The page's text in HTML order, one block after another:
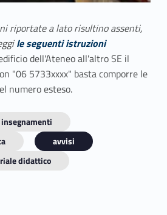
riportate a lato risultino assenti,
le seguenti istruzioni
dell'Ateneo all'altro SE il
"06 5733xxxx" basta comporre le
numero esteso.
insegnamenti
avvisi
didattico